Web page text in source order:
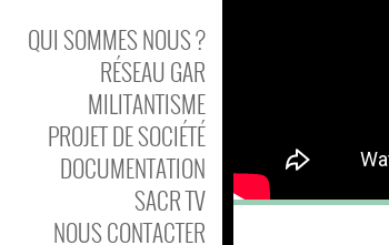
QUI SOMMES NOUS ?
RÉSEAU GAR
MILITANTISME
PROJET DE SOCIÉTÉ
DOCUMENTATION
SACR TV
NOUS CONTACTER